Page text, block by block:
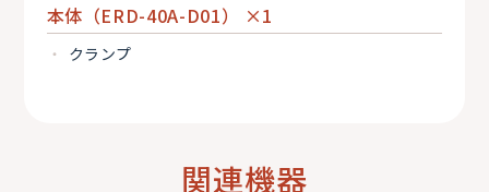
本体（ERD-40A-D01） ×1
クランプ
関連機器